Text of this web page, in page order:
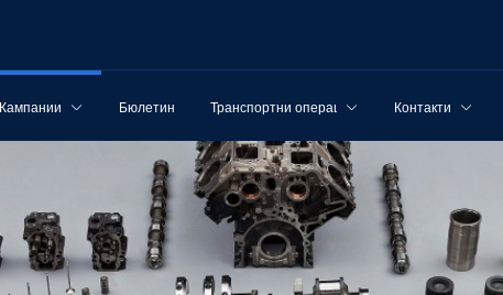
Кампании Бюлетин Транспортни операции Контакти